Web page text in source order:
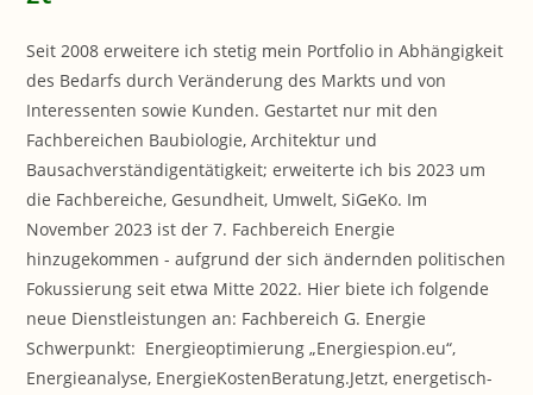
Seit 2008 erweitere ich stetig mein Portfolio in Abhängigkeit
des Bedarfs durch Veränderung des Markts und von
Interessenten sowie Kunden. Gestartet nur mit den
Fachbereichen Baubiologie, Architektur und
Bausachverständigentätigkeit; erweiterte ich bis 2023 um
die Fachbereiche, Gesundheit, Umwelt, SiGeKo. Im
November 2023 ist der 7. Fachbereich Energie
hinzugekommen - aufgrund der sich ändernden politischen
Fokussierung seit etwa Mitte 2022. Hier biete ich folgende
neue Dienstleistungen an: Fachbereich G. Energie
Schwerpunkt: Energieoptimierung „Energiespion.eu“,
Energieanalyse, EnergieKostenBeratung.Jetzt, energetisch-